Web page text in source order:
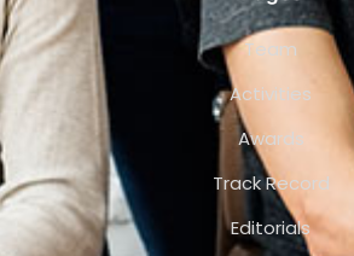
Team
Activities
Awards
Track Record
Editorials